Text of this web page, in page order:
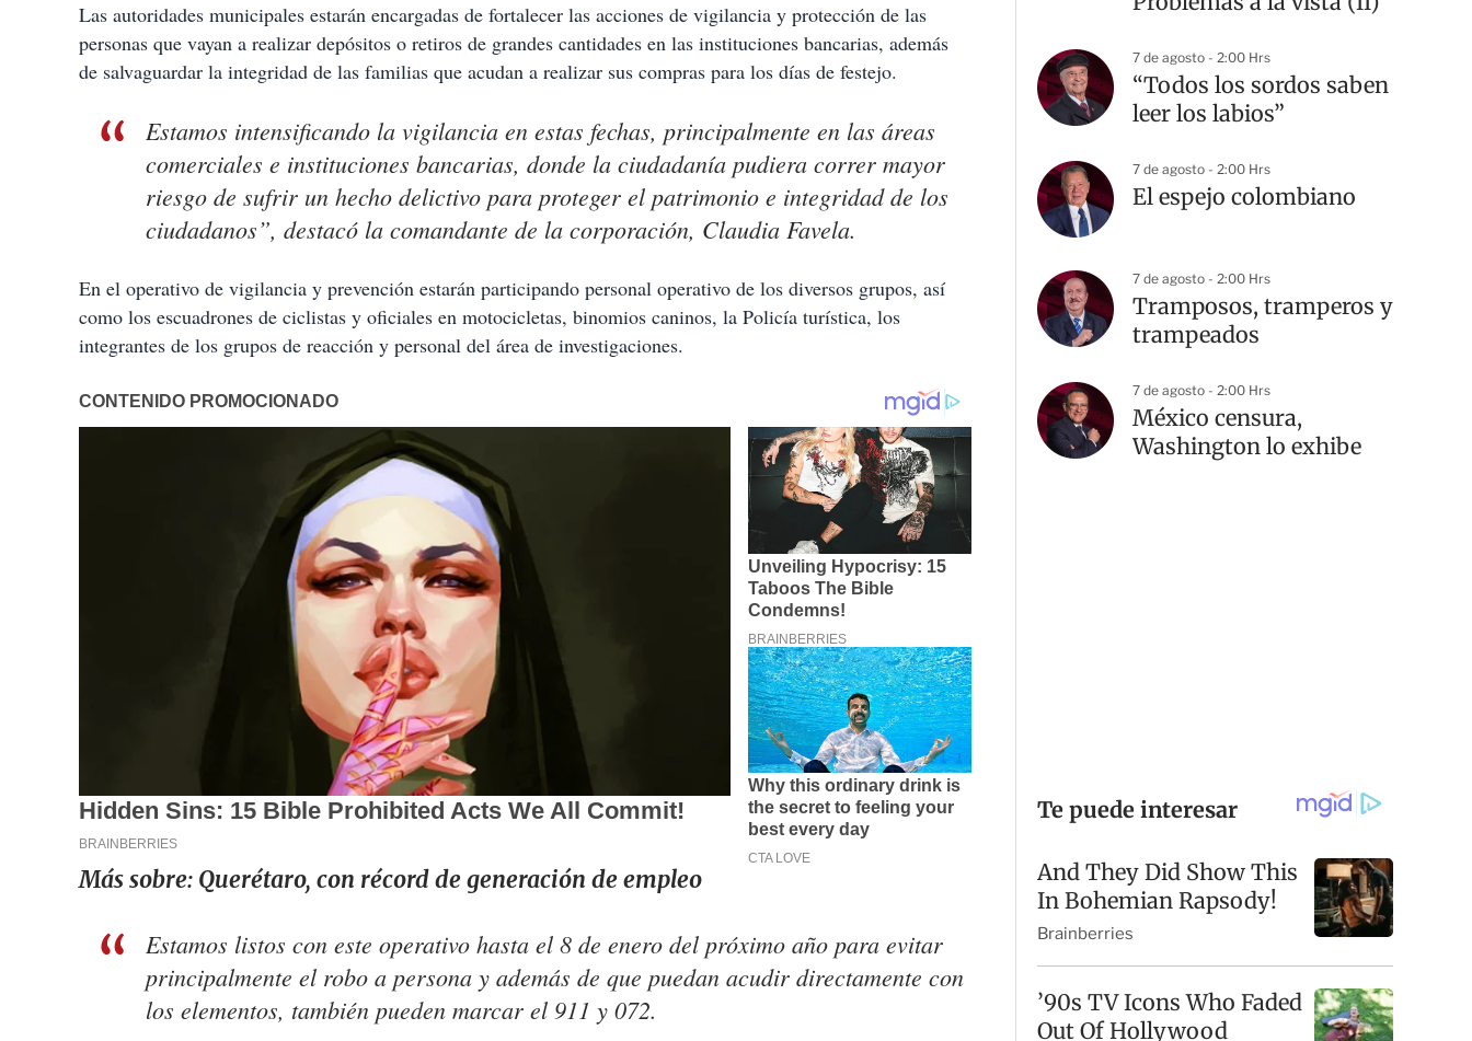
Las autoridades municipales estarán encargadas de fortalecer las acciones de vigilancia y protección de las
personas que vayan a realizar depósitos o retiros de grandes cantidades en las instituciones bancarias, además
de salvaguardar la integridad de las familias que acudan a realizar sus compras para los días de festejo.
Estamos intensificando la vigilancia en estas fechas, principalmente en las áreas
comerciales e instituciones bancarias, donde la ciudadanía pudiera correr mayor
riesgo de sufrir un hecho delictivo para proteger el patrimonio e integridad de los
ciudadanos”, destacó la comandante de la corporación, Claudia Favela.
En el operativo de vigilancia y prevención estarán participando personal operativo de los diversos grupos, así
como los escuadrones de ciclistas y oficiales en motocicletas, binomios caninos, la Policía turística, los
integrantes de los grupos de reacción y personal del área de investigaciones.
Más sobre: Querétaro, con récord de generación de empleo
Estamos listos con este operativo hasta el 8 de enero del próximo año para evitar
principalmente el robo a persona y además de que puedan acudir directamente con
los elementos, también pueden marcar el 911 y 072.
7 de agosto - 2:00 Hrs
“Todos los sordos saben
leer los labios”
7 de agosto - 2:00 Hrs
El espejo colombiano
7 de agosto - 2:00 Hrs
Tramposos, tramperos y
trampeados
7 de agosto - 2:00 Hrs
México censura,
Washington lo exhibe